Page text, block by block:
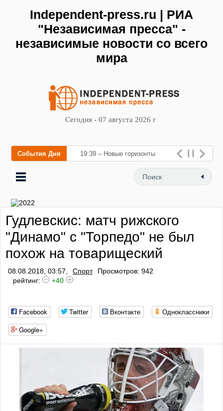
Independent-press.ru | РИА
"Независимая пресса" -
независимые новости со всего
мира
Сегодня - 07 августа 2026 г
События Дня 19:39 – Новые горизонты
флебологии: в Москве
открылся «Городской центр
Гудлевскис: матч рижского
"Динамо" с "Торпедо" не был
похож на товарищеский
08.08.2018, 03:57, Спорт
Просмотров: 942
рейтинг:
+40
Facebook Twitter Вконтакте
Одноклассники
Google+